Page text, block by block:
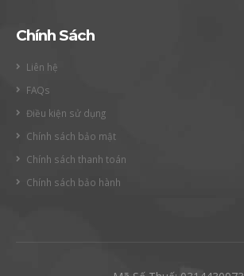
Chính Sách
Liên hệ
FAQs
Điều kiện sử dụng
Chính sách bảo mật
Chính sách thanh toán
Chính sách bảo hành